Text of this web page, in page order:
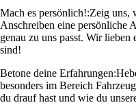
Mach es persönlich!:Zeig uns,
Anschreiben eine persönliche
genau zu uns passt. Wir
sind!
Betone deine Erfahrungen:
besonders im Bereich
du drauf hast und wie du